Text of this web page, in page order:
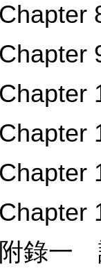
Chapter
Chapter
Chapter
Chapter
附錄一